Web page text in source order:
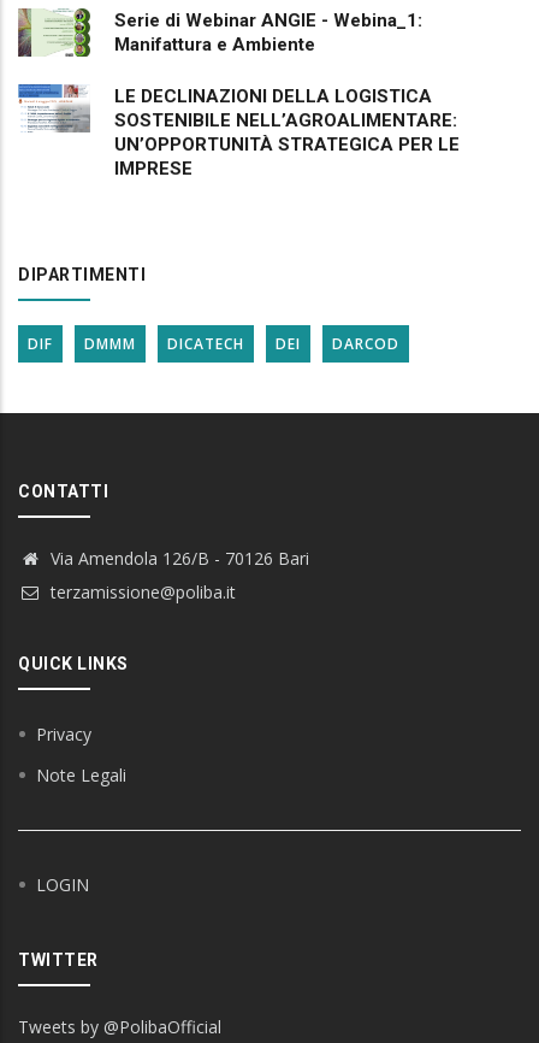
Serie di Webinar ANGIE - Webina_1:
Manifattura e Ambiente
LE DECLINAZIONI DELLA LOGISTICA
SOSTENIBILE NELL’AGROALIMENTARE:
UN’OPPORTUNITÀ STRATEGICA PER LE
IMPRESE
DIPARTIMENTI
DIF DMMM DICATECH DEI DARCOD
CONTATTI
Via Amendola 126/B - 70126 Bari
terzamissione@poliba.it
QUICK LINKS
Privacy
Note Legali
LOGIN
TWITTER
Tweets by @PolibaOfficial